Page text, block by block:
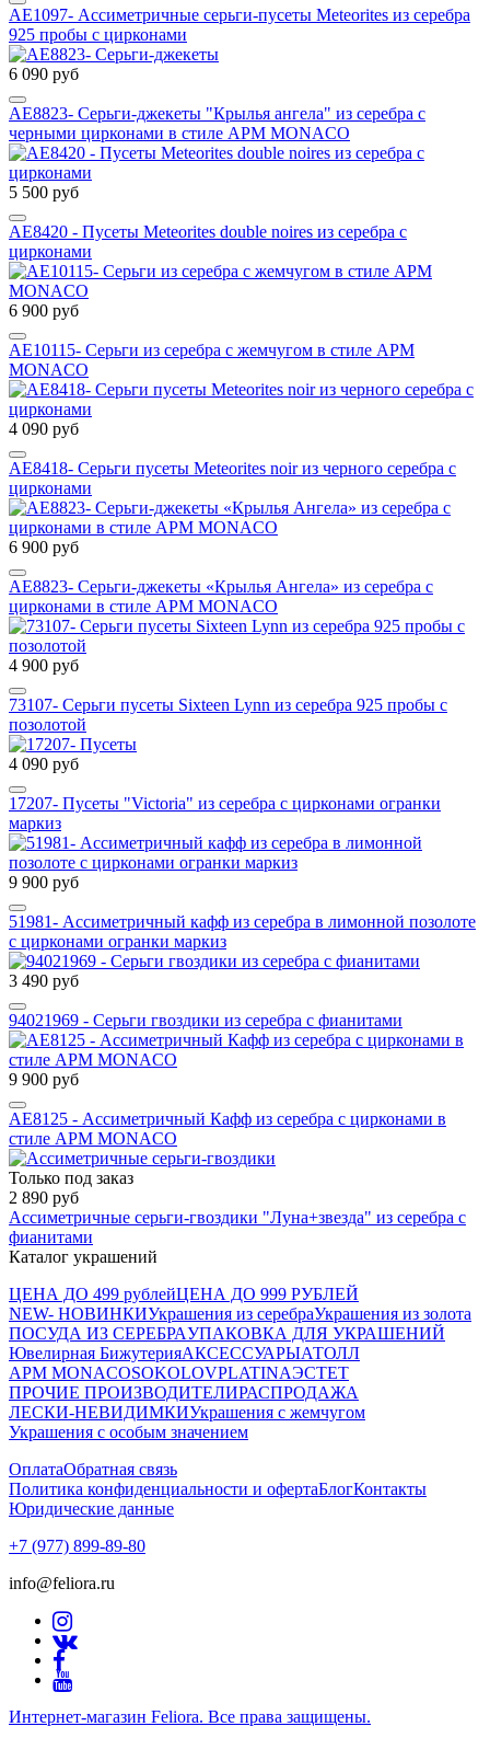
AE1097- Ассиметричные серьги-пусеты Meteorites из серебра
925 пробы с цирконами
6 090 руб
AE8823- Серьги-джекеты "Крылья ангела" из серебра с
черными цирконами в стиле APM MONACO
5 500 руб
AE8420 - Пусеты Meteorites double noires из серебра с
цирконами
6 900 руб
AE10115- Серьги из серебра с жемчугом в стиле APM
MONACO
4 090 руб
AE8418- Серьги пусеты Meteorites noir из черного серебра с
цирконами
6 900 руб
AE8823- Серьги-джекеты «Крылья Ангела» из серебра с
цирконами в стиле APM MONACO
4 900 руб
73107- Серьги пусеты Sixteen Lynn из серебра 925 пробы с
позолотой
4 090 руб
17207- Пусеты "Victoria" из серебра с цирконами огранки
маркиз
9 900 руб
51981- Ассиметричный кафф из серебра в лимонной позолоте
с цирконами огранки маркиз
3 490 руб
94021969 - Серьги гвоздики из серебра с фианитами
9 900 руб
AE8125 - Ассиметричный Кафф из серебра с цирконами в
стиле APM MONACO
Только под заказ
2 890 руб
Ассиметричные серьги-гвоздики "Луна+звезда" из серебра с
фианитами
Каталог украшений
ЦЕНА ДО 499 рублейЦЕНА ДО 999 РУБЛЕЙ
NEW- НОВИНКИУкрашения из серебраУкрашения из золота
ПОСУДА ИЗ СЕРЕБРАУПАКОВКА ДЛЯ УКРАШЕНИЙ
Ювелирная БижутерияАКСЕССУАРЫАТОЛЛ
APM MONACOSOKOLOVPLATINAЭСТЕТ
ПРОЧИЕ ПРОИЗВОДИТЕЛИРАСПРОДАЖА
ЛЕСКИ-НЕВИДИМКИУкрашения с жемчугом
Украшения с особым значением
ОплатаОбратная связь
Политика конфиденциальности и офертаБлогКонтакты
Юридические данные
+7 (977) 899-89-80
info@feliora.ru
Интернет-магазин Feliora. Все права защищены.